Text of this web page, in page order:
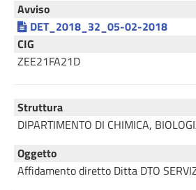
Avviso
DET_2018_32_05-02-2018
CIG
ZEE21FA21D
Struttura
DIPARTIMENTO DI CHIMICA,
Oggetto
Affidamento diretto Ditta DTO